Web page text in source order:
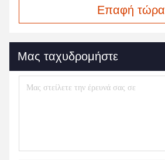
Επαφή τώρα
Μας ταχυδρομήστε